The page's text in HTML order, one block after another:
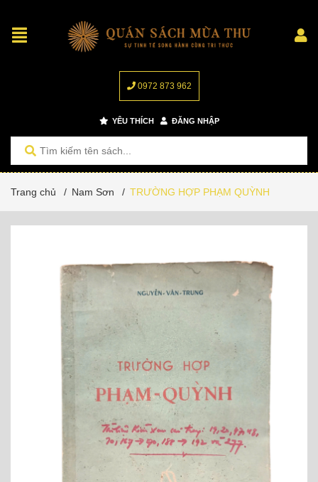
0972 873 962
YÊU THÍCH ĐĂNG NHẬP
Trang chủ / Nam Sơn / TRƯỜNG HỢP PHẠM QUỲNH